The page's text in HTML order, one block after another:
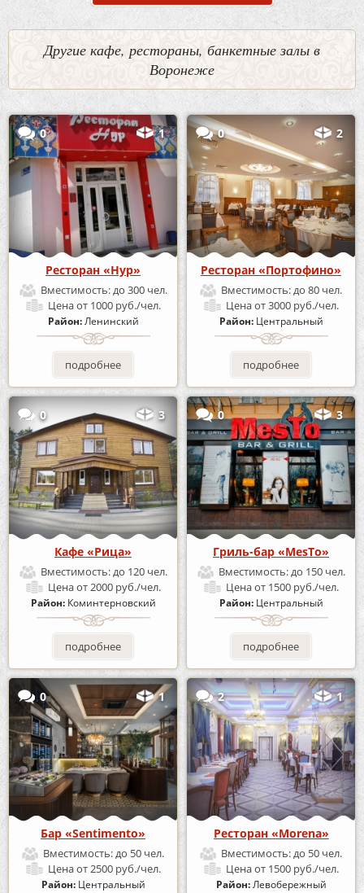
Другие кафе, рестораны, банкетные залы в
Воронеже
0 1
Ресторан «Нур»
Вместимость:до 300 чел.
Ценаот 1000 руб./чел.
Район:Ленинский
подробнее
0 2
Ресторан «Портофино»
Вместимость:до 80 чел.
Ценаот 3000 руб./чел.
Район: Центральный
подробнее
0 3
Кафе «Рица»
Вместимость:до 120 чел.
Ценаот 2000 руб./чел.
Район: Коминтерновский
подробнее
0 3
Гриль-бар «MesTo»
Вместимость:до 150 чел.
Ценаот 1500 руб./чел.
Район: Центральный
подробнее
0 1
Бар «Sentimento»
Вместимость:до 50 чел.
Ценаот 2500 руб./чел.
Район: Центральный
2 1
Ресторан «Morena»
Вместимость:до 50 чел.
Ценаот 1500 руб./чел.
Район:Левобережный